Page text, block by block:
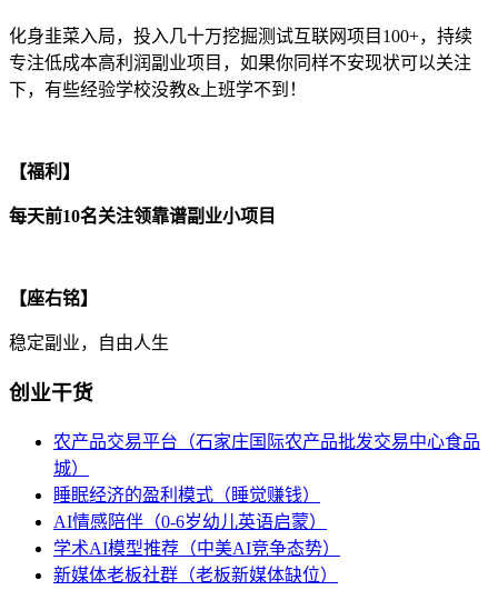
化身韭菜入局，投入几十万挖掘测试互联网项目100+，持续
专注低成本高利润副业项目，如果你同样不安现状可以关注
下，有些经验学校没教&上班学不到！
【福利】
每天前10名关注领靠谱副业小项目
【座右铭】
稳定副业，自由人生
创业干货
农产品交易平台（石家庄国际农产品批发交易中心食品
城）
睡眠经济的盈利模式（睡觉赚钱）
AI情感陪伴（0-6岁幼儿英语启蒙）
学术AI模型推荐（中美AI竞争态势）
新媒体老板社群（老板新媒体缺位）